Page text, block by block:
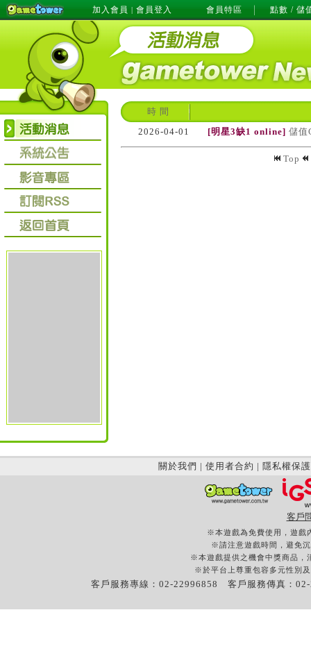
加入會員 | 會員登入 會員特區 點數 / 儲
時 間
2026-04-01
[明星3缺1 online] 儲值
Top
關於我們 | 使用者合約 | 隱私權保護
客戶
※本遊戲為免費使用，遊戲
※請注意遊戲時間，避免
※本遊戲提供之機會中獎商品，
※於平台上尊重包容多元性別
客戶服務專線：02-22996858 客戶服務傳真：